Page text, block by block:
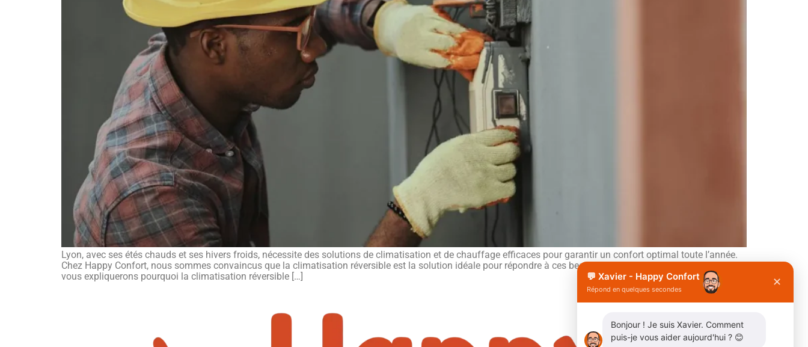
Lyon, avec ses étés chauds et ses hivers froids, nécessite des solutions de climatisation et de chauffage efficaces pour garantir un confort optimal toute l’année.
Chez Happy Confort, nous sommes convaincus que la climatisation réversible est la solution idéale pour répondre à ces besoins variés. Dans cet article, nous
vous expliquerons pourquoi la climatisation réversible […]
💬 Xavier - Happy Confort
Répond en quelques secondes
✕
X
Bonjour ! Je suis Xavier. Comment
puis-je vous aider aujourd'hui ? 😊